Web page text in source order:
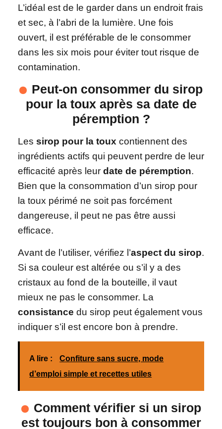
L’idéal est de le garder dans un endroit frais
et sec, à l’abri de la lumière. Une fois
ouvert, il est préférable de le consommer
dans les six mois pour éviter tout risque de
contamination.
Peut-on consommer du sirop
pour la toux après sa date de
péremption ?
Les sirop pour la toux contiennent des
ingrédients actifs qui peuvent perdre de leur
efficacité après leur date de péremption.
Bien que la consommation d’un sirop pour
la toux périmé ne soit pas forcément
dangereuse, il peut ne pas être aussi
efficace.
Avant de l’utiliser, vérifiez l’aspect du sirop.
Si sa couleur est altérée ou s’il y a des
cristaux au fond de la bouteille, il vaut
mieux ne pas le consommer. La
consistance du sirop peut également vous
indiquer s’il est encore bon à prendre.
A lire :
Confiture sans sucre, mode
d’emploi simple et recettes utiles
Comment vérifier si un sirop
est toujours bon à consommer